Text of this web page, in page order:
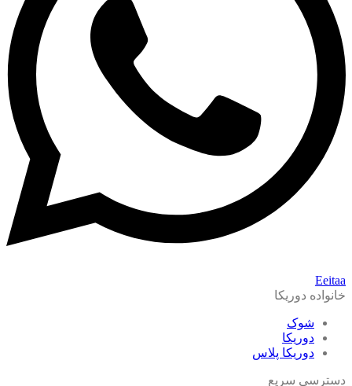
Eeitaa
خانواده دوریکا
شوک
دوریکا
دوریکا پلاس
دسترسی سریع